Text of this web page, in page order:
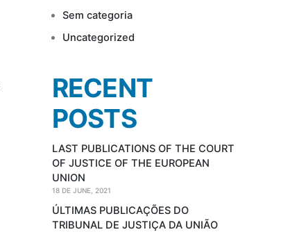
Sem categoria
Uncategorized
RECENT
POSTS
LAST PUBLICATIONS OF THE COURT
OF JUSTICE OF THE EUROPEAN
UNION
18 DE JUNE, 2021
ÚLTIMAS PUBLICAÇÕES DO
TRIBUNAL DE JUSTIÇA DA UNIÃO